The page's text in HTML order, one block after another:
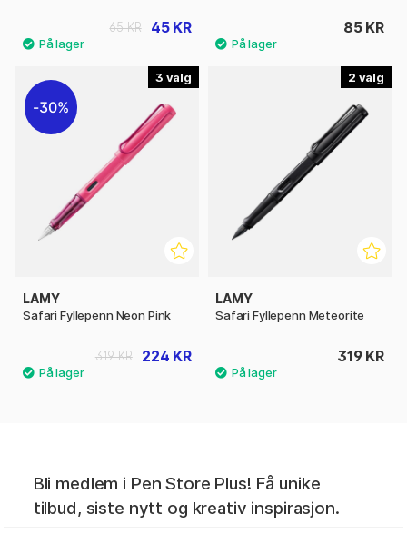
45 KR
65 KR 85 KR
3
30%
LAMY
Safari Fyllepenn Neon Pink
224 KR
319 KR
2
LAMY
Safari Fyllepenn Meteorite
319 KR
Bli medlem i Pen Store Plus! Få unike
tilbud, siste nytt og kreativ inspirasjon.